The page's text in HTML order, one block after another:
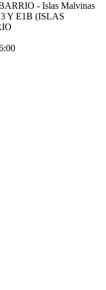
- Islas Malvinas
Y E1B (ISLAS